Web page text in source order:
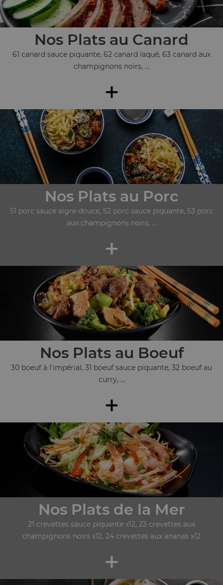
Nos Plats au Canard
61 canard sauce piquante, 62 canard laqué, 63 canard aux
champignons noirs, ...
+
Nos Plats au Porc
51 porc sauce aigre douce, 52 porc sauce piquante, 53 porc
aux champignons noirs, ...
+
Nos Plats au Boeuf
30 boeuf à l'impérial, 31 boeuf sauce piquante, 32 boeuf au
curry, ...
+
Nos Plats de la Mer
21 crevettes sauce piquante x12, 23 crevettes aux
champignons noirs x12, 24 crevettes aux ananas x12
+